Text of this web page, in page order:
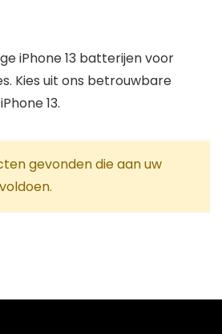
iPhone 13 batterijen voor
Kies uit ons betrouwbare
13.
gevonden die aan uw